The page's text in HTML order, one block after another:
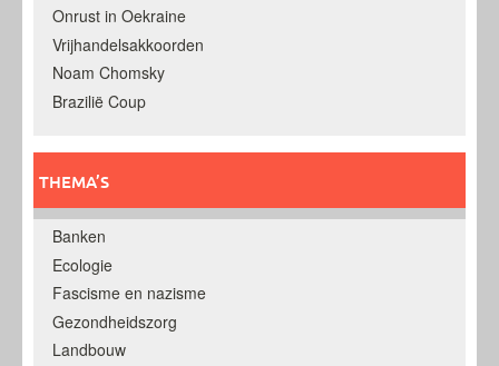
Onrust in Oekraine
Vrijhandelsakkoorden
Noam Chomsky
Brazilië Coup
THEMA’S
Banken
Ecologie
Fascisme en nazisme
Gezondheidszorg
Landbouw